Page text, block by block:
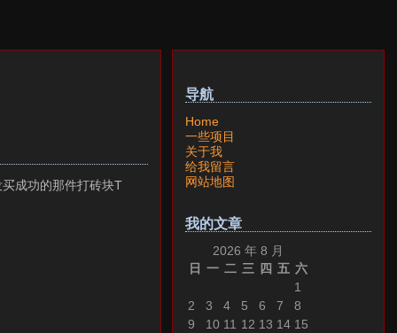
成功的那件打砖块T
导航
Home
一些项目
关于我
给我留言
网站地图
我的文章
2026 年 8 月
日 一 二 三 四 五 六
1
2
3 4 5 6 7
8
9
10 11 12 13 14 15